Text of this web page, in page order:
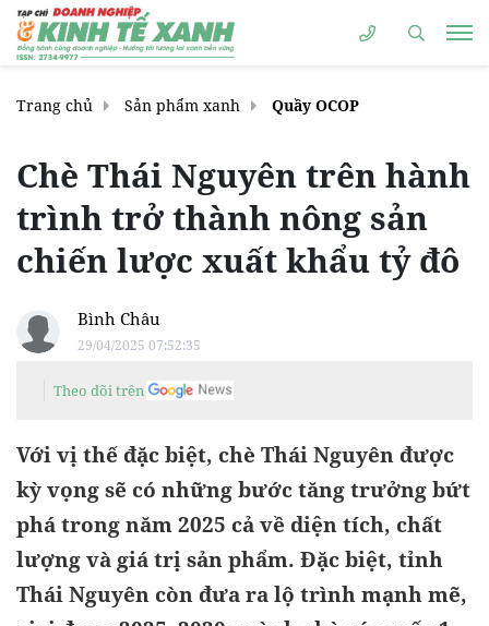
Trang chủ Sản phẩm xanh Quầy OCOP
Chè Thái Nguyên trên hành
trình trở thành nông sản
chiến lược xuất khẩu tỷ đô
Bình Châu
29/04/2025 07:52:35
Theo dõi trên
Với vị thế đặc biệt, chè Thái Nguyên được
kỳ vọng sẽ có những bước tăng trưởng bứt
phá trong năm 2025 cả về diện tích, chất
lượng và giá trị sản phẩm. Đặc biệt, tỉnh
Thái Nguyên còn đưa ra lộ trình mạnh mẽ,